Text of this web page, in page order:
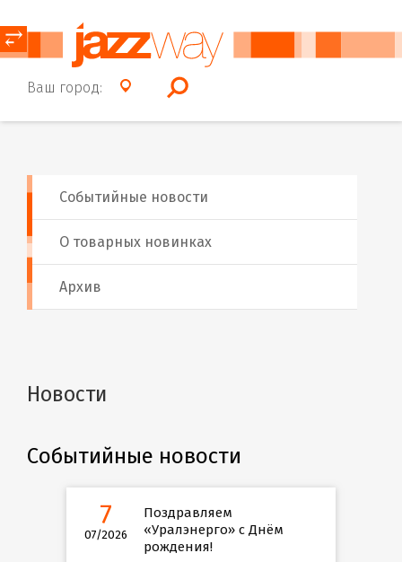
Ваш город:
⥂
Событийные новости
О товарных новинках
Архив
Новости
Событийные новости
7
07/2026
Поздравляем
«Уралэнерго» с Днём
рождения!